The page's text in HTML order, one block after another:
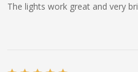
The lights work great and very